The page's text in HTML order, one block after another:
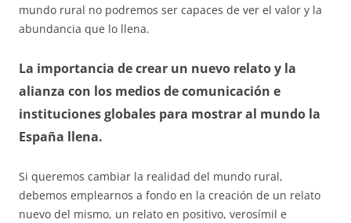
mundo rural no podremos ser capaces de ver el valor y la
abundancia que lo llena.
La importancia de crear un nuevo relato y la
alianza con los medios de comunicación e
instituciones globales para mostrar al mundo la
España llena.
Si queremos cambiar la realidad del mundo rural,
debemos emplearnos a fondo en la creación de un relato
nuevo del mismo, un relato en positivo, verosímil e